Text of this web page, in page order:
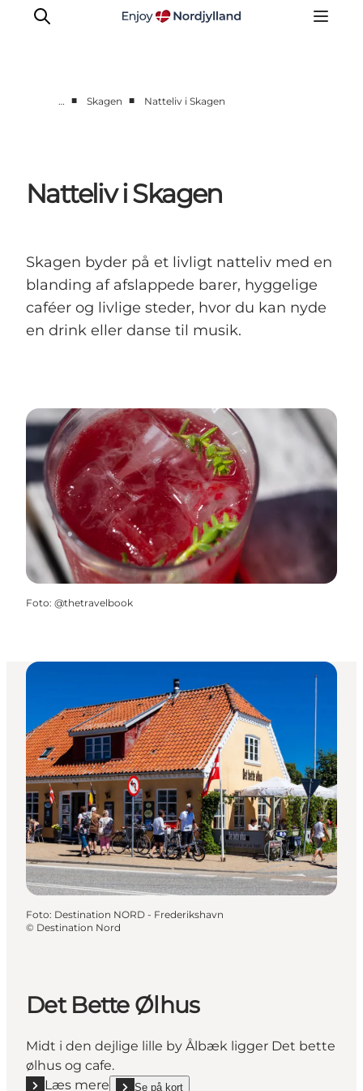
Kattegat
Aalborg
… ■ Skagen ■ Natteliv i Skagen
Natteliv i Skagen
Skagen byder på et livligt natteliv med en
blanding af afslappede barer, hyggelige
caféer og livlige steder, hvor du kan nyde
en drink eller danse til musik.
Foto: @thetravelbook
Foto: Destination NORD - Frederikshavn
© Destination Nord
Det Bette Ølhus
Midt i den dejlige lille by Ålbæk ligger Det bette
ølhus og cafe.
Læs mere
Se på kort